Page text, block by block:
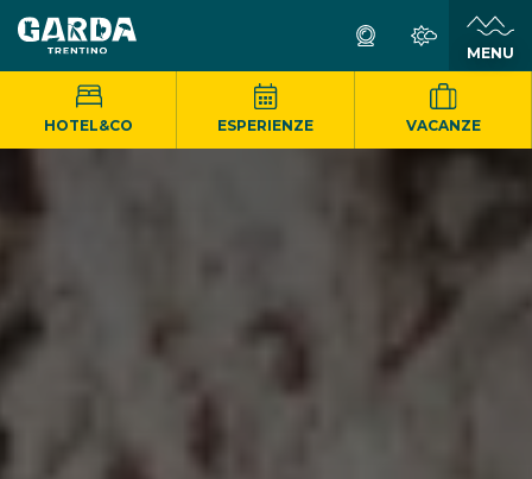
MENU
HOTEL&CO ESPERIENZE VACANZE